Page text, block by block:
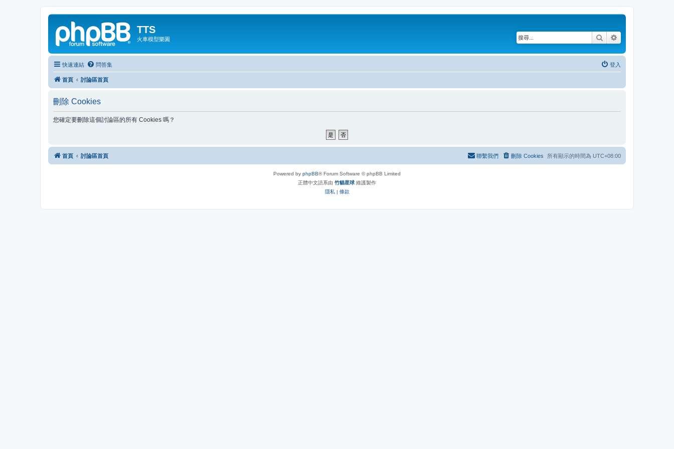
TTS
火車模型樂園 搜尋
快速連結 問答集 登入
首頁 討論區首頁
刪除 Cookies
您確定要刪除這個討論區的所有 Cookies 嗎？
首頁 討論區首頁 所有顯示的時間為 UTC+08:00
刪除 Cookies
聯繫我們
Powered by phpBB® Forum Software © phpBB Limited
正體中文語系由 竹貓星球 維護製作
隱私 | 條款